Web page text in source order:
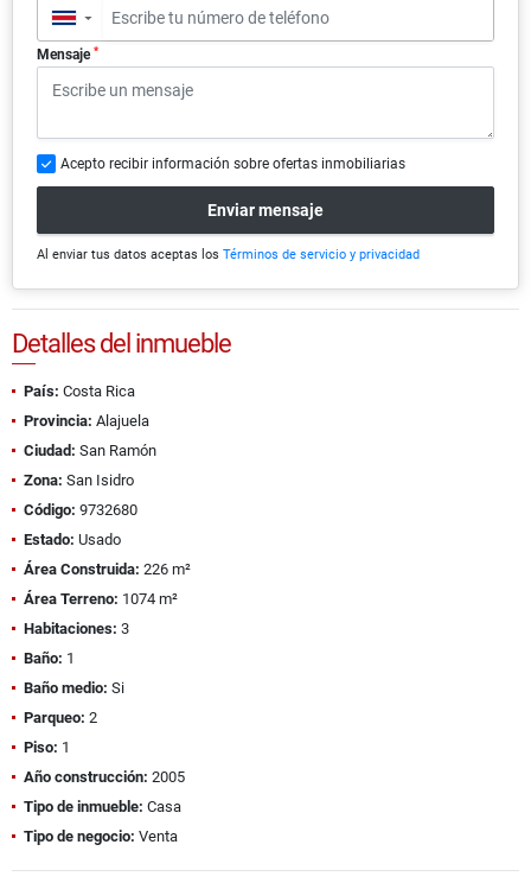
▼
Mensaje *
Acepto recibir información sobre ofertas inmobiliarias
Enviar mensaje
Al enviar tus datos aceptas los Términos de servicio y privacidad
Detalles del inmueble
País: Costa Rica
Provincia: Alajuela
Ciudad: San Ramón
Zona: San Isidro
Código: 9732680
Estado: Usado
Área Construida: 226 m²
Área Terreno: 1074 m²
Habitaciones: 3
Baño: 1
Baño medio: Si
Parqueo: 2
Piso: 1
Año construcción: 2005
Tipo de inmueble: Casa
Tipo de negocio: Venta